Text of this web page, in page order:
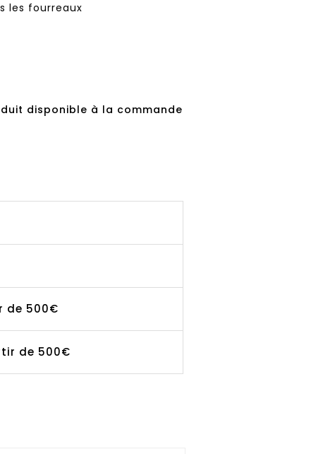
les fourreaux
disponible à la commande
de 500€
de 500€